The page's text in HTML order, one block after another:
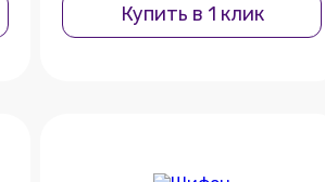
Купить в 1 клик